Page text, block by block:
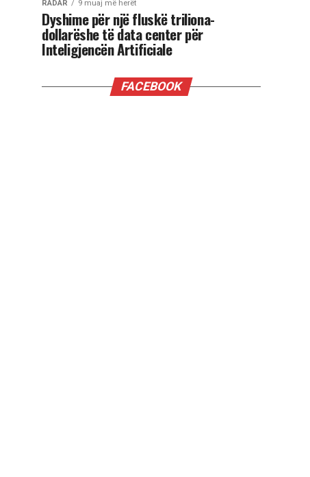
RADAR 9 muaj më herët
Dyshime për një fluskë triliona-
dollarëshe të data center për
Inteligjencën Artificiale
FACEBOOK